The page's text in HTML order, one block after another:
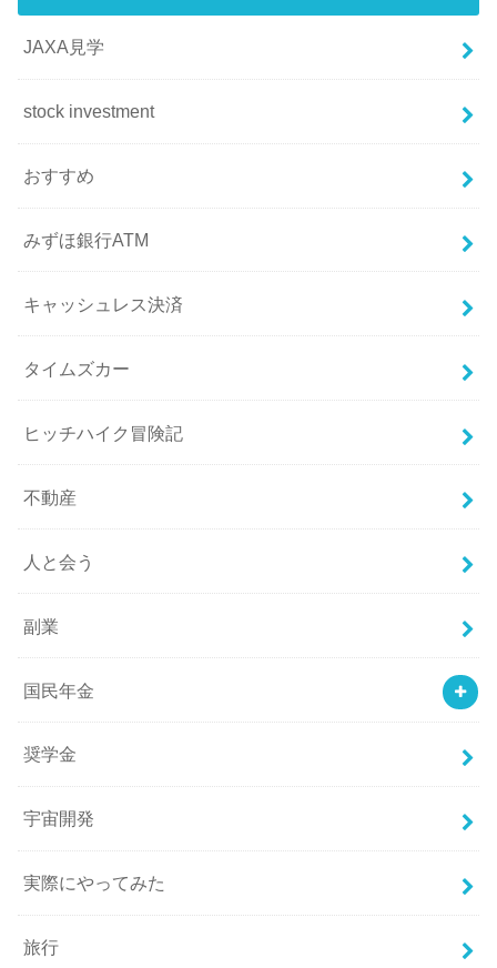
JAXA見学
stock investment
おすすめ
みずほ銀行ATM
キャッシュレス決済
タイムズカー
ヒッチハイク冒険記
不動産
人と会う
副業
国民年金
奨学金
宇宙開発
実際にやってみた
旅行